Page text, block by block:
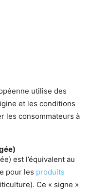
utilise des
et les conditions
les consommateurs à
est l’équivalent au
pour les produits
Ce « signe »